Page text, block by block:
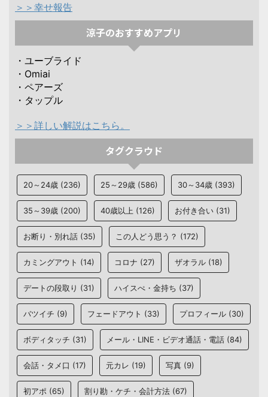
＞＞幸せ報告
涼子のおすすめアプリ
・ユーブライド
・Omiai
・ペアーズ
・タップル
＞＞詳しい解説はこちら。
タグクラウド
20～24歳 (236) 25～29歳 (586) 30～34歳 (393)
35～39歳 (200) 40歳以上 (126) お付き合い (31)
お断り・別れ話 (35) この人どう思う？ (172)
カミングアウト (14) コロナ (27) ザオラル (18)
デートの段取り (31) ハイスぺ・金持ち (37)
バツイチ (9) フェードアウト (33) プロフィール (30)
ボディタッチ (31) メール・LINE・ビデオ通話・電話 (84)
会話・タメ口 (17) 元カレ (19) 写真 (9)
初アポ (65) 割り勘・ケチ・会計方法 (67)